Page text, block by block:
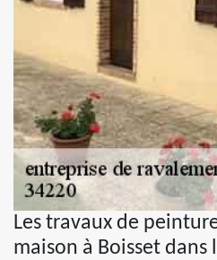
Les travaux de
maison à Boisset dans